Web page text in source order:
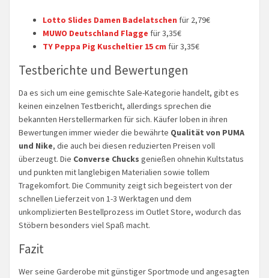
Lotto Slides Damen Badelatschen für 2,79€
MUWO Deutschland Flagge für 3,35€
TY Peppa Pig Kuscheltier 15 cm für 3,35€
Testberichte und Bewertungen
Da es sich um eine gemischte Sale-Kategorie handelt, gibt es
keinen einzelnen Testbericht, allerdings sprechen die
bekannten Herstellermarken für sich. Käufer loben in ihren
Bewertungen immer wieder die bewährte Qualität von PUMA
und Nike, die auch bei diesen reduzierten Preisen voll
überzeugt. Die Converse Chucks genießen ohnehin Kultstatus
und punkten mit langlebigen Materialien sowie tollem
Tragekomfort. Die Community zeigt sich begeistert von der
schnellen Lieferzeit von 1-3 Werktagen und dem
unkomplizierten Bestellprozess im Outlet Store, wodurch das
Stöbern besonders viel Spaß macht.
Fazit
Wer seine Garderobe mit günstiger Sportmode und angesagten